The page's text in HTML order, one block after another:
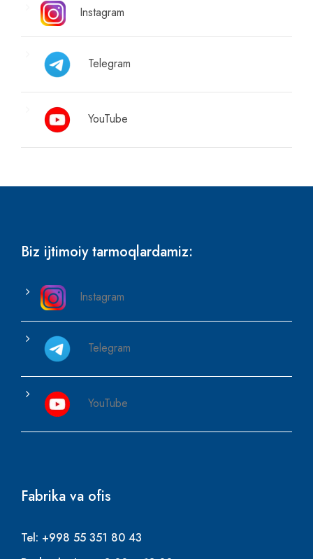
Instagram
Telegram
YouTube
Biz ijtimoiy tarmoqlardamiz:
Instagram
Telegram
YouTube
Fabrika va ofis
Tel: +998 55 351 80 43